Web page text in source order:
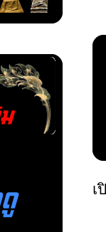
เ